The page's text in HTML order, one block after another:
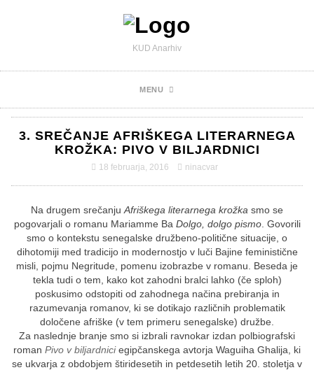
KUD Anarhiv
MENU
3. SREČANJE AFRIŠKEGA LITERARNEGA
KROŽKA: PIVO V BILJARDNICI
18 februarja, 2016 ninacvar
Na drugem srečanju Afriškega literarnega krožka smo se
pogovarjali o romanu Mariamme Ba Dolgo, dolgo pismo. Govorili
smo o kontekstu senegalske družbeno-politične situacije, o
dihotomiji med tradicijo in modernostjo v luči Bajine feministične
misli, pojmu Negritude, pomenu izobrazbe v romanu. Beseda je
tekla tudi o tem, kako kot zahodni bralci lahko (če sploh)
poskusimo odstopiti od zahodnega načina prebiranja in
razumevanja romanov, ki se dotikajo različnih problematik
določene afriške (v tem primeru senegalske) družbe.
Za naslednje branje smo si izbrali ravnokar izdan polbiografski
roman Pivo v biljardnici egipčanskega avtorja Waguiha Ghalija, ki
se ukvarja z obdobjem štiridesetih in petdesetih letih 20. stoletja v